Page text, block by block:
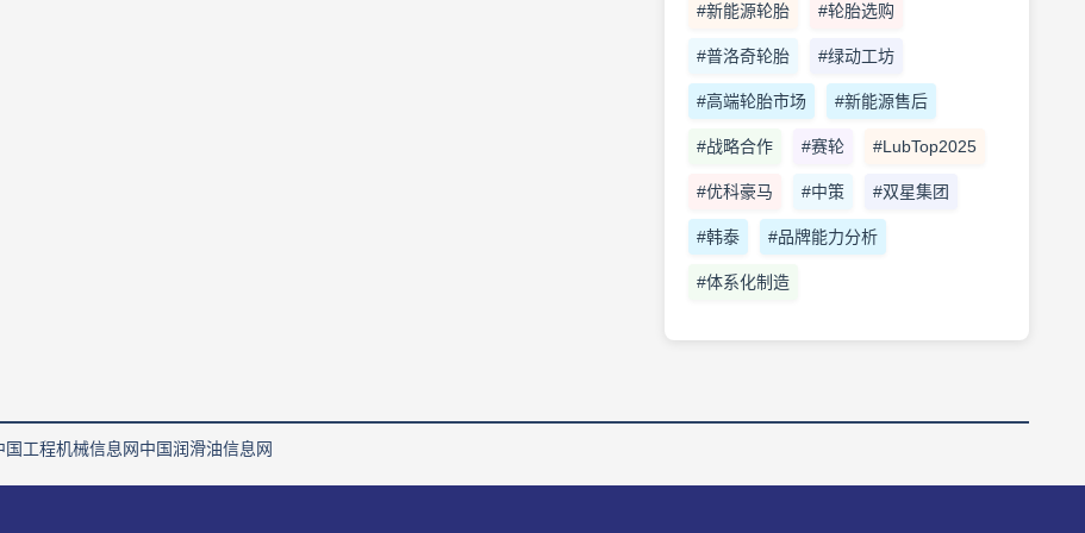
#新能源轮胎 #轮胎选购
#普洛奇轮胎 #绿动工坊
#高端轮胎市场 #新能源售后
#战略合作 #赛轮 #LubTop2025
#优科豪马 #中策 #双星集团
#韩泰 #品牌能力分析
#体系化制造
国工程机械信息网中国润滑油信息网